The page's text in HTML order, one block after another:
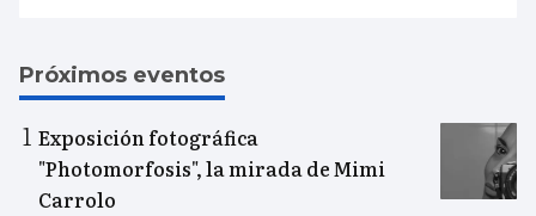
Próximos eventos
Exposición fotográfica
"Photomorfosis", la mirada de Mimi
Carrolo